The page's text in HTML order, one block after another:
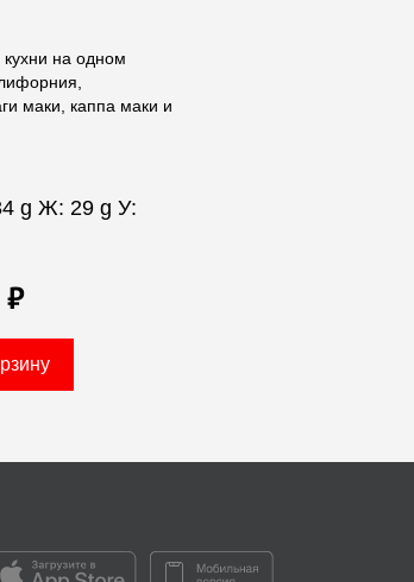
на одном
маки, каппа маки и
g Ж: 29 g У:
₽